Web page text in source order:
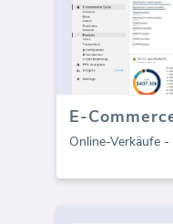
E-
Online-Verkäufe